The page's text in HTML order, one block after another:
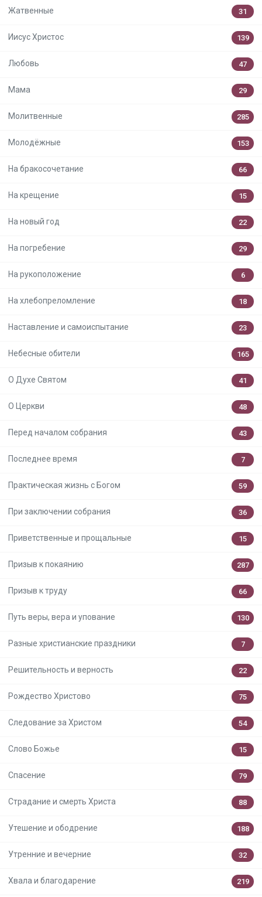
Жатвенные 31
Иисус Христос 139
Любовь 47
Мама 29
Молитвенные 285
Молодёжные 153
На бракосочетание 66
На крещение 15
На новый год 22
На погребение 29
На рукоположение 6
На хлебопреломление 18
Наставление и самоиспытание 23
Небесные обители 165
О Духе Святом 41
О Церкви 48
Перед началом собрания 43
Последнее время 7
Практическая жизнь с Богом 59
При заключении собрания 36
Приветственные и прощальные 15
Призыв к покаянию 287
Призыв к труду 66
Путь веры, вера и упование 130
Разные христианские праздники 7
Решительность и верность 22
Рождество Христово 75
Следование за Христом 54
Слово Божье 15
Спасение 79
Страдание и смерть Христа 88
Утешение и ободрение 188
Утренние и вечерние 32
Хвала и благодарение 219